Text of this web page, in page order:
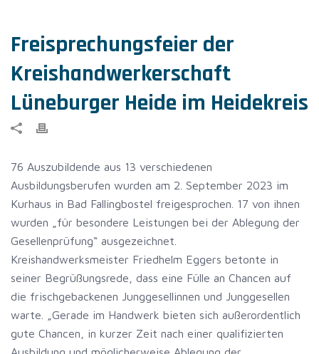
Freisprechungsfeier der
Kreishandwerkerschaft
Lüneburger Heide im Heidekreis
76 Auszubildende aus 13 verschiedenen
Ausbildungsberufen wurden am 2. September 2023 im
Kurhaus in Bad Fallingbostel freigesprochen. 17 von ihnen
wurden „für besondere Leistungen bei der Ablegung der
Gesellenprüfung“ ausgezeichnet.
Kreishandwerksmeister Friedhelm Eggers betonte in
seiner Begrüßungsrede, dass eine Fülle an Chancen auf
die frischgebackenen Junggesellinnen und Junggesellen
warte. „Gerade im Handwerk bieten sich außerordentlich
gute Chancen, in kurzer Zeit nach einer qualifizierten